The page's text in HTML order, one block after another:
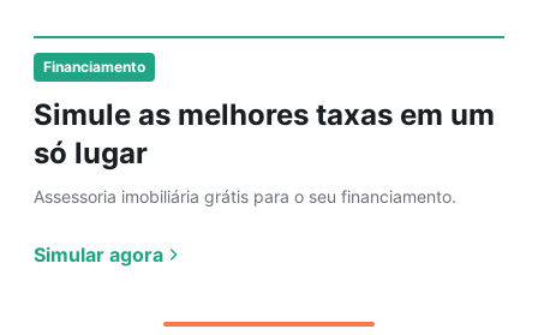
Financiamento
Simule as melhores taxas em um
só lugar
Assessoria imobiliária grátis para o seu financiamento.
Simular agora